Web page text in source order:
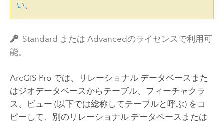
い。
Standard または Advancedのライセンスで利用可
能。
ArcGIS Proでは、リレーショナル データベースまた
はジオデータベースからテーブル、フィーチャクラ
ス、ビュー (以下では総称してテーブルと呼ぶ) をコ
ピーして、別のリレーショナル データベースまたは